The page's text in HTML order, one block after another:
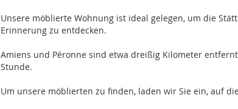
Unsere möblierte Wohnung ist ideal gelegen, um die
Erinnerung zu entdecken.
Amiens und Péronne sind etwa dreißig Kilometer
Stunde.
Um unsere möblierten zu finden, laden wir Sie ein, auf